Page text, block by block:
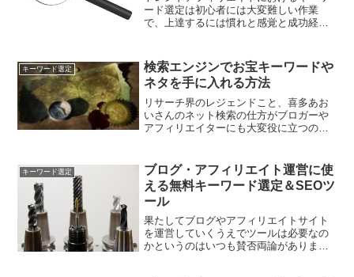
ード選定は初心者には大変難しい作業
で、上達するには慣れと感覚と成功経験
ード選びが「上手く行った」という感触
を持ったことがないため、ど...
キーワード選定
検索エンジンでお宝キーワードや
ネタを手に入れる方法
リサーチ界のレジェンドこと、喜多あお
いさんのネット検索の仕方がブロガーや
アフィリエイターにも大変役に立つの
なリサーチの仕方をしているのでしょう
か。そもそも喜多あおいさん...
キーワード選定
ブログ・アフィリエイト運営に使
える無料キーワード選定＆SEOツ
ール
果たしてブログやアフィリエイトサイト
を運営していくうえでツールは必要なの
かというのはいつも賛否両論がありま